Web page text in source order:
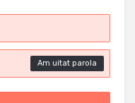
Am uitat parola